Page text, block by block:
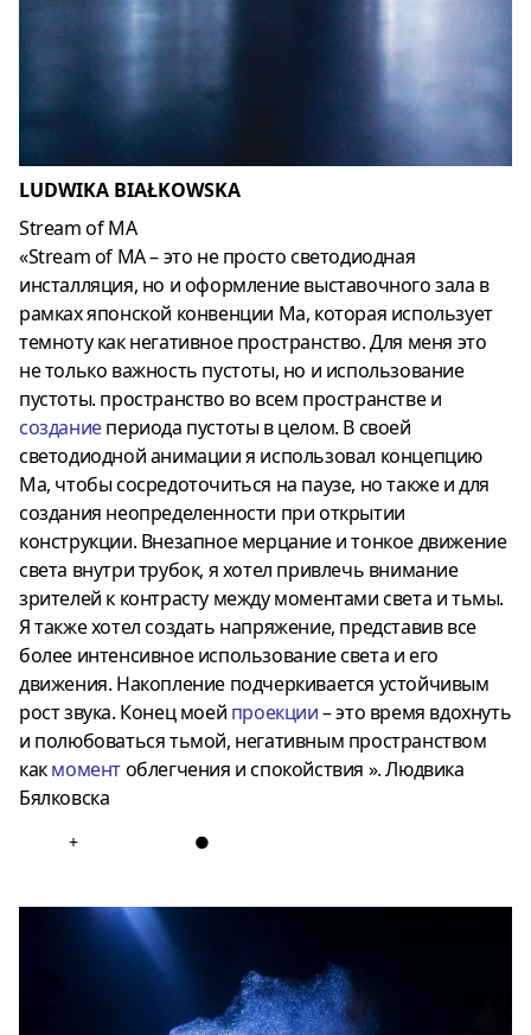
LUDWIKA BIAŁKOWSKA
Stream of MA
«Stream of MA – это не просто светодиодная
инсталляция, но и оформление выставочного зала в
рамках японской конвенции Ма, которая использует
темноту как негативное пространство. Для меня это
не только важность пустоты, но и использование
пустоты. пространство во всем пространстве и
созданиепериода пустоты в целом. В своей
светодиодной анимации я использовал концепцию
Ма, чтобы сосредоточиться на паузе, но также и для
создания неопределенности при открытии
конструкции. Внезапное мерцание и тонкое движение
света внутри трубок, я хотел привлечь внимание
зрителей к контрасту между моментами света и тьмы.
Я также хотел создать напряжение, представив все
более интенсивное использование света и его
движения. Накопление подчеркивается устойчивым
рост звука. Конец моей проекции– это время вдохнуть
и полюбоваться тьмой, негативным пространством
какмоментоблегчения и спокойствия ». Людвика
Бялковска
+ ●